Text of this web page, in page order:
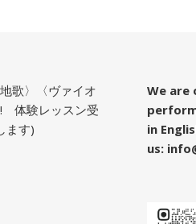
歌〉〈ヴァイオ
! 体験レッスン受
ます)
We are
in
us: